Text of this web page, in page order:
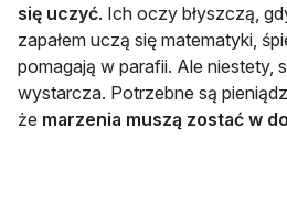
się uczyć. Ich oczy błyszczą,
zapałem uczą się matematyki,
pomagają w parafii. Ale niestety,
wystarcza. Potrzebne są
że marzenia muszą zostać w